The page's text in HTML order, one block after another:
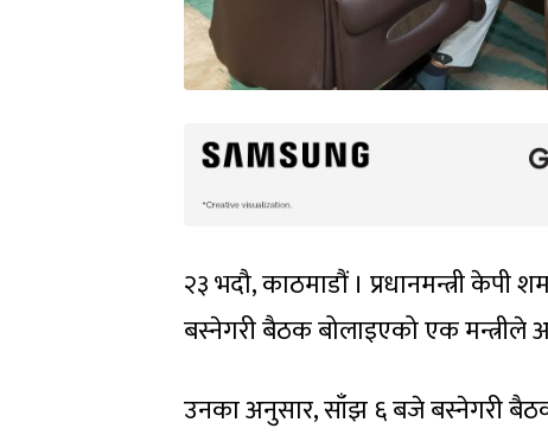
२३ भदौ, काठमाडौं । प्रधानमन्त्री
बस्नेगरी बैठक बोलाइएको एक मन्त्रीले
उनका अनुसार, साँझ ६ बजे बस्नेगरी